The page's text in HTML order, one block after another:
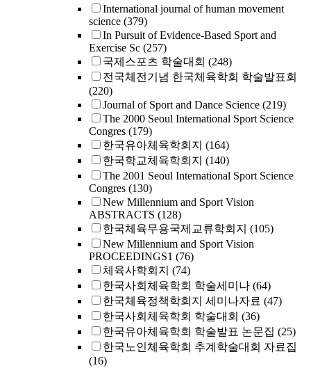
International journal of human movement
science (379)
In Pursuit of Evidence-Based Sport and
Exercise Sc (257)
국제스포츠 학술대회 (248)
전국체전기념 한국체육학회 학술발표회
(220)
Journal of Sport and Dance Science (219)
The 2000 Seoul International Sport Science
Congres (179)
한국유아체육학회지 (164)
한국학교체육학회지 (140)
The 2001 Seoul International Sport Science
Congres (130)
New Millennium and Sport Vision
ABSTRACTS (128)
한국체육무용국제교류학회지 (105)
New Millennium and Sport Vision
PROCEEDINGS1 (76)
체육사학회지 (74)
한국사회체육학회 학술세미나 (64)
한국체육정책학회지 세미나자료 (47)
한국사회체육학회 학술대회 (36)
한국유아체육학회 학술발표 논문집 (25)
한국노인체육학회 추계학술대회 자료집
(16)